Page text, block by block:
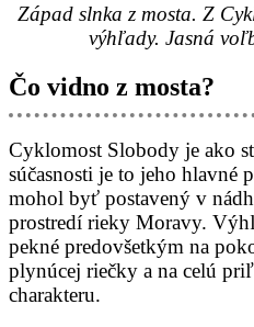
Západ slnka z mosta. Z
výhľady. Jasná
Čo vidno z mosta?
Cyklomost Slobody je ako
súčasnosti je to jeho hlavné
mohol byť postavený v
prostredí rieky Moravy.
pekné predovšetkým na
plynúcej riečky a na celú
charakteru.